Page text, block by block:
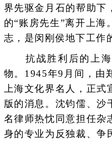
界先驱金月石的帮助下
的“账房先生”离开上海
志，是闵刚侯地下工作
抗战胜利后的上海
物。1945年9月间，由
上海文化界名人，正
版的消息。沈钧儒、沙
名律师热忱同意担任杂
身的专业为反独裁、争